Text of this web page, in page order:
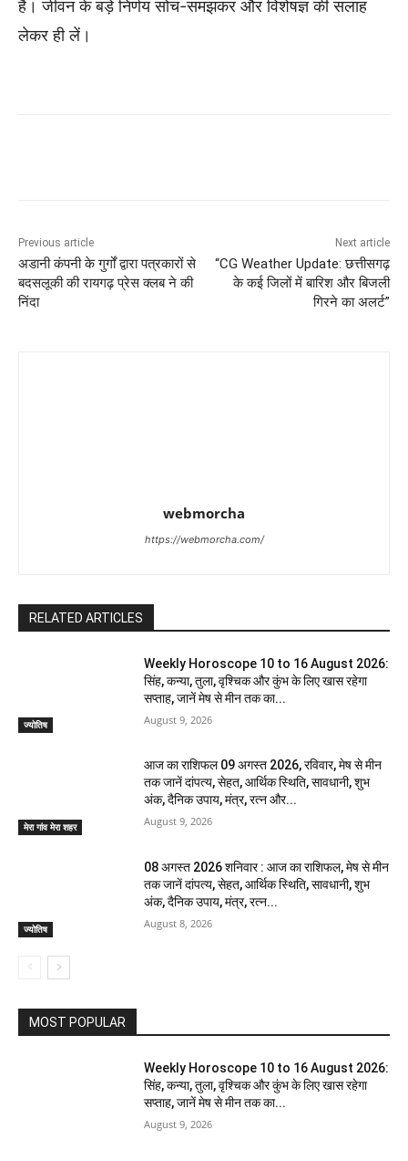
है। जीवन के बड़े निर्णय सोच-समझकर और विशेषज्ञ की सलाह
लेकर ही लें।
Previous article
अडानी कंपनी के गुर्गों द्वारा पत्रकारों से
बदसलूकी की रायगढ़ प्रेस क्लब ने की
निंदा
Next article
“CG Weather Update: छत्तीसगढ़
के कई जिलों में बारिश और बिजली
गिरने का अलर्ट”
webmorcha
https://webmorcha.com/
RELATED ARTICLES
ज्योतिष
Weekly Horoscope 10 to 16 August 2026:
सिंह, कन्या, तुला, वृश्चिक और कुंभ के लिए खास रहेगा
सप्ताह, जानें मेष से मीन तक का...
August 9, 2026
मेरा गांव मेरा शहर
आज का राशिफल 09 अगस्त 2026, रविवार, मेष से मीन
तक जानें दांपत्य, सेहत, आर्थिक स्थिति, सावधानी, शुभ
अंक, दैनिक उपाय, मंत्र, रत्न और...
August 9, 2026
ज्योतिष
08 अगस्त 2026 शनिवार : आज का राशिफल, मेष से मीन
तक जानें दांपत्य, सेहत, आर्थिक स्थिति, सावधानी, शुभ
अंक, दैनिक उपाय, मंत्र, रत्न...
August 8, 2026
MOST POPULAR
Weekly Horoscope 10 to 16 August 2026:
सिंह, कन्या, तुला, वृश्चिक और कुंभ के लिए खास रहेगा
सप्ताह, जानें मेष से मीन तक का...
August 9, 2026